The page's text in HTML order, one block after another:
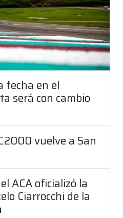
fecha en el
será con cambio
vuelve a San
ACA oficializó la
Ciarrocchi de la